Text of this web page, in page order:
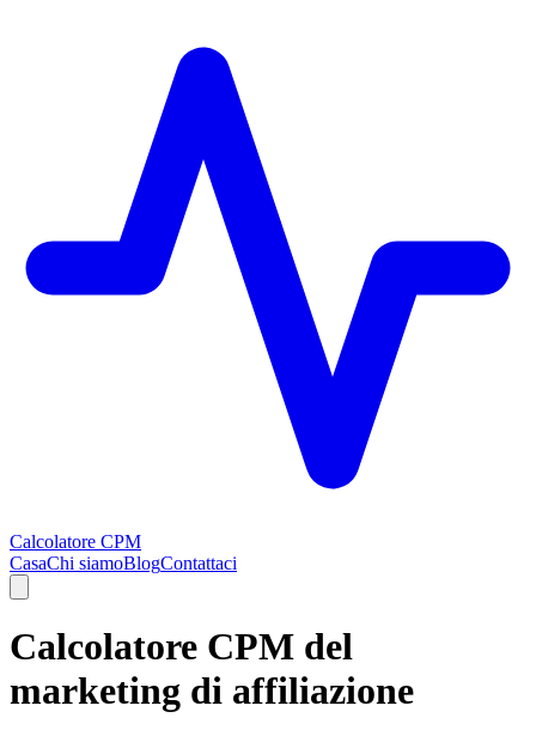
Calcolatore CPM
CasaChi siamoBlogContattaci
Calcolatore CPM del
marketing di affiliazione